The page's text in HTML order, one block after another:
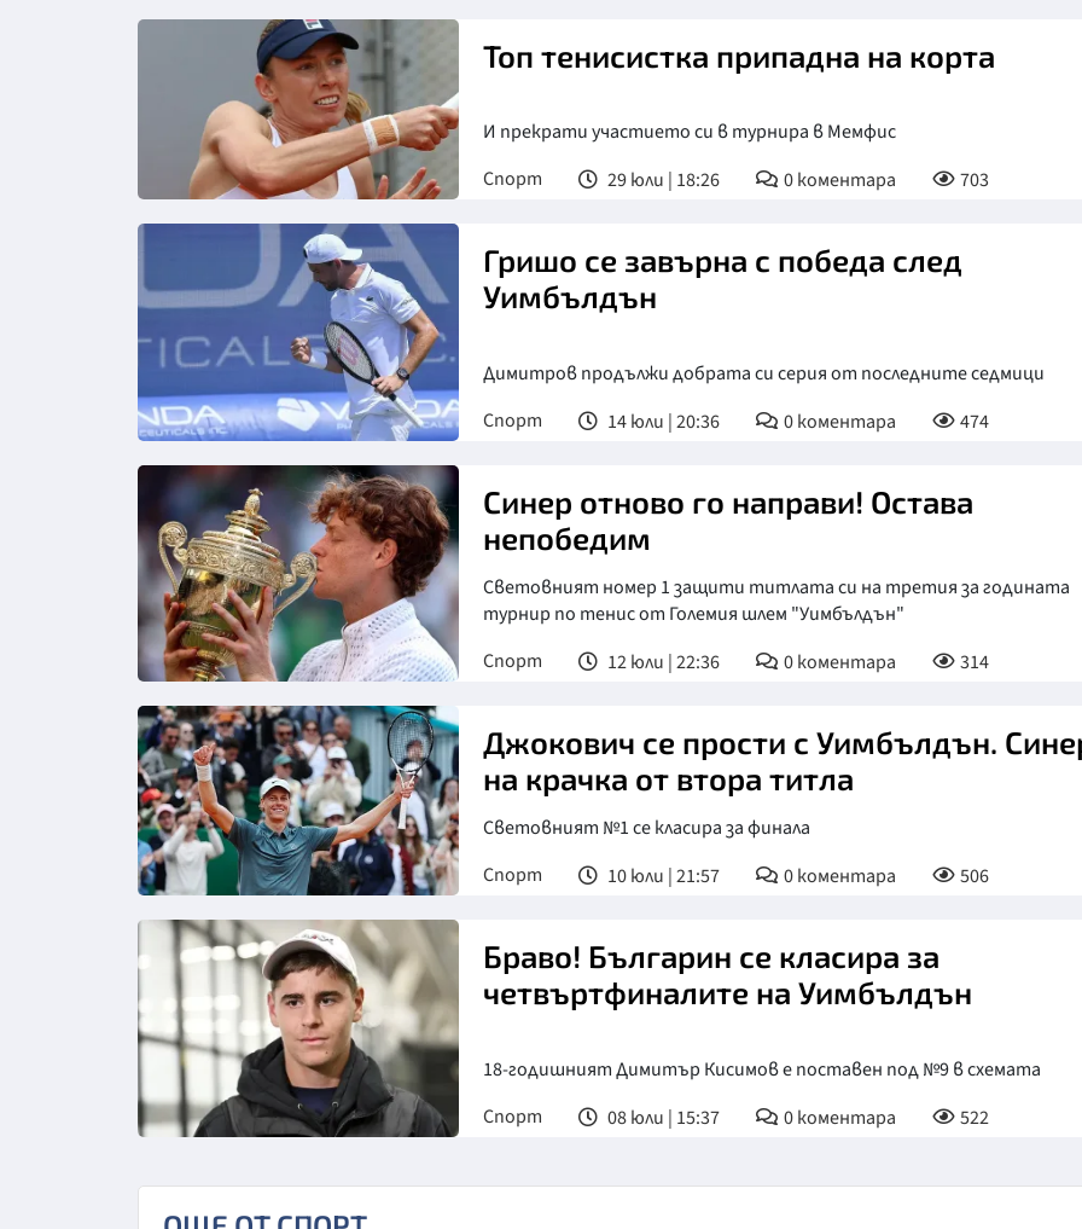
Топ тенисистка припадна на корта
И прекрати участието си в турнира в Мемфис
Спорт
29 юли | 18:26 0коментара 703
Снимка: БГНЕС
Гришо се завърна с победа след
Уимбълдън
Димитров продължи добрата си серия от последните седмици
Спорт
14 юли | 20:36 0коментара 474
Снимка: БГНЕС
Синер отново го направи! Остава
непобедим
Световният номер 1 защити титлата си на третия за годината
турнир по тенис от Големия шлем "Уимбълдън"
Спорт
12 юли | 22:36 0коментара 314
Джокович се прости с Уимбълдън.
на крачка от втора титла
Световният №1 се класира за финала
Спорт
10 юли | 21:57 0коментара 506
Браво! Българин се класира за
четвъртфиналите на Уимбълдън
18-годишният Димитър Кисимов е поставен под №9 в схемата
Спорт
08 юли | 15:37 0коментара 522